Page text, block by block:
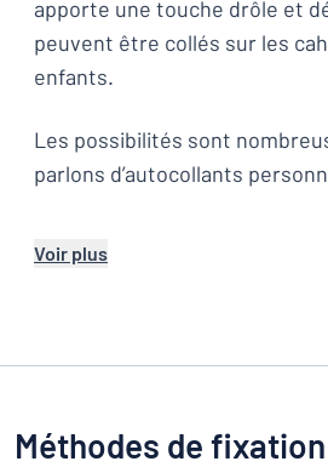
apporte une touche drôle et
peuvent être collés sur les
enfants.
Les possibilités sont
parlons d’autocollants
Voir plus
Méthodes de